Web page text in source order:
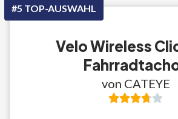
#5 TOP-AUSWAHL
Velo Wireless
von CATEYE